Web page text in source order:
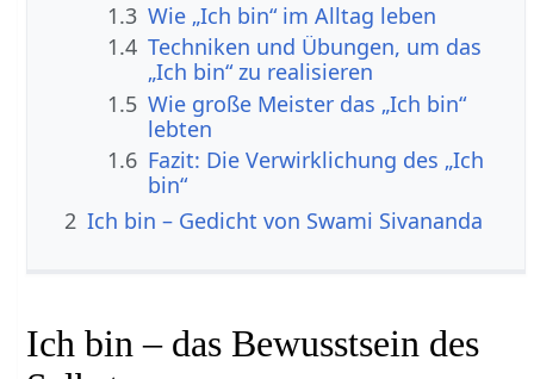
1.3 Wie „Ich bin“ im Alltag leben
1.4 Techniken und Übungen, um das
„Ich bin“ zu realisieren
1.5 Wie große Meister das „Ich bin“
lebten
1.6 Fazit: Die Verwirklichung des „Ich
bin“
2 Ich bin – Gedicht von Swami Sivananda
Ich bin – das Bewusstsein des